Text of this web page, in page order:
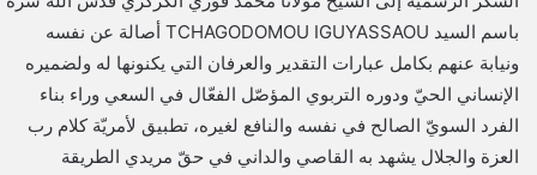
باسم السيد TCHAGODOMOU IGUYASSAOU أصالة عن نفسه
ونيابة عنهم بكامل عبارات التقدير والعرفان التي يكنونها له ولضميره
الإنساني الحيّ ودوره التربوي المؤصّل الفعّال في السعي وراء بناء
الفرد السويّ الصالح في نفسه والنافع لغيره، تطبيق لأمريّة كلام رب
العزة والجلال يشهد به القاصي والداني في حقّ مريدي الطريقة